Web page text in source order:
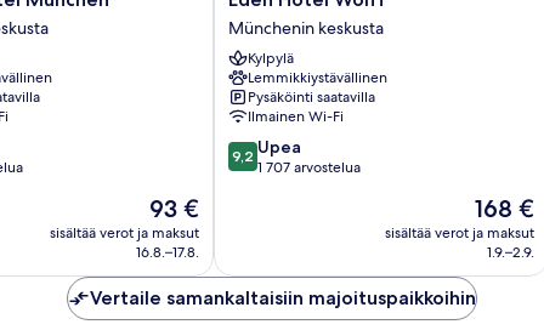
Hinta
on
93 €
93 €
sisältää verot ja maksut
16.8.–17.8.
Hotel
Wolff
Münchenin
keskusta
Münchenin keskusta
Kylpylä
Lemmikkiystävällinen
Pysäköinti saatavilla
Ilmainen Wi-Fi
9.2
kautta
9,2 Upea
1 707 arvostelua
Hinta
on
168 €
168 €
sisältää verot ja maksut
1.9.–2.9.
Vertaile samankaltaisiin majoituspaikkoihin